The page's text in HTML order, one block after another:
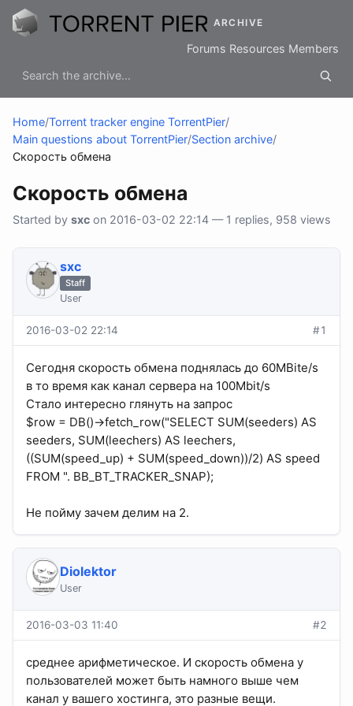
ARCHIVE
Forums Resources Members
Home/Torrent tracker engine TorrentPier/
Main questions about TorrentPier/Section archive/
Скорость обмена
Скорость обмена
Started by sхс on 2016-03-02 22:14 — 1 replies, 958 views
sхс
Staff
User
2016-03-02 22:14 #1
Сегодня скорость обмена поднялась до 60MBite/s
в то время как канал сервера на 100Мbit/s
Стало интересно глянуть на запрос
$row = DB()->fetch_row("SELECT SUM(seeders) AS
seeders, SUM(leechers) AS leechers,
((SUM(speed_up) + SUM(speed_down))/2) AS speed
FROM ". BB_BT_TRACKER_SNAP);
Не пойму зачем делим на 2.
Diolektor
User
2016-03-03 11:40 #2
среднее арифметическое. И скорость обмена у
пользователей может быть намного выше чем
канал у вашего хостинга, это разные вещи.